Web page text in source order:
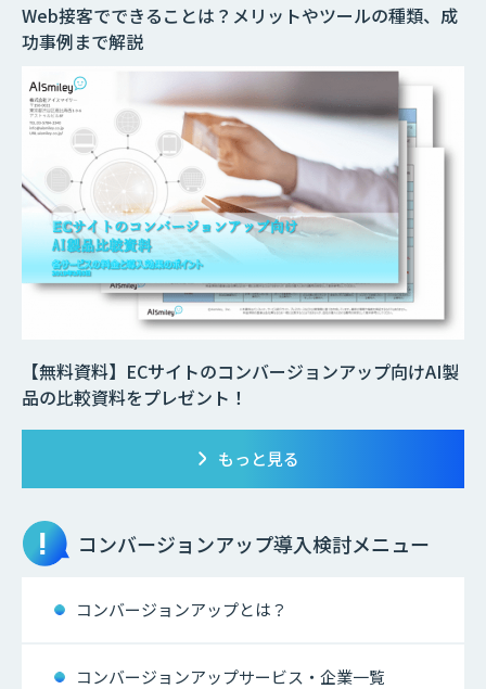
【無料資料】ECサイトのコンバージョンアップ向けAI製
品の比較資料をプレゼント！
Web接客でできることは？メリットやツールの種類、成
功事例まで解説
もっと見る
コンバージョンアップ導入検討メニュー
コンバージョンアップとは？
コンバージョンアップサービス・企業一覧